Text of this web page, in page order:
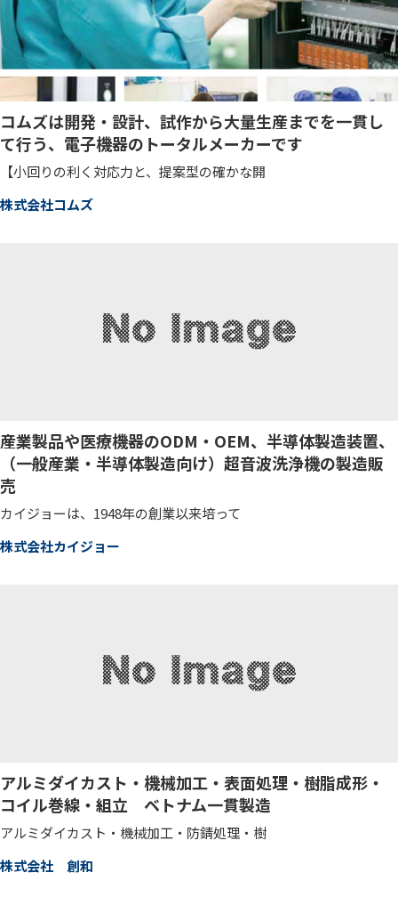
コムズは開発・設計、試作から大量生産までを一貫し
て行う、電子機器のトータルメーカーです
【小回りの利く対応力と、提案型の確かな開
株式会社コムズ
産業製品や医療機器のODM・OEM、半導体製造装置、
（一般産業・半導体製造向け）超音波洗浄機の製造販
売
カイジョーは、1948年の創業以来培って
株式会社カイジョー
アルミダイカスト・機械加工・表面処理・樹脂成形・
コイル巻線・組立 ベトナム一貫製造
アルミダイカスト・機械加工・防錆処理・樹
株式会社 創和